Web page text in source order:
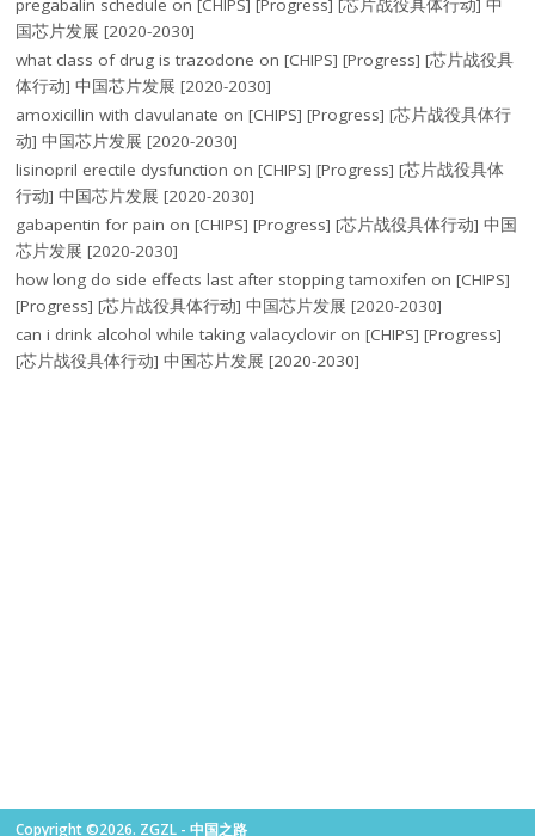
pregabalin schedule on[CHIPS] [Progress] [芯片战役具体行动] 中
国芯片发展 [2020-2030]
what class of drug is trazodone on[CHIPS] [Progress] [芯片战役具
体行动] 中国芯片发展 [2020-2030]
amoxicillin with clavulanate on[CHIPS] [Progress] [芯片战役具体行
动] 中国芯片发展 [2020-2030]
lisinopril erectile dysfunction on[CHIPS] [Progress] [芯片战役具体
行动] 中国芯片发展 [2020-2030]
gabapentin for pain on[CHIPS] [Progress] [芯片战役具体行动] 中国
芯片发展 [2020-2030]
how long do side effects last after stopping tamoxifen on[CHIPS]
[Progress] [芯片战役具体行动] 中国芯片发展 [2020-2030]
can i drink alcohol while taking valacyclovir on[CHIPS] [Progress]
[芯片战役具体行动] 中国芯片发展 [2020-2030]
Copyright ©2026. ZGZL - 中国之路